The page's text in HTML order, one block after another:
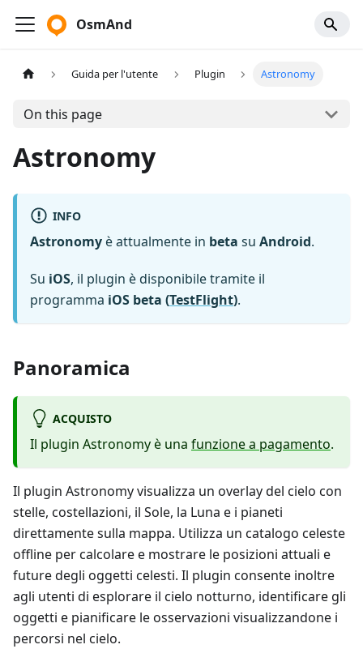
OsmAnd
Guida per l'utente Plugin Astronomy
On this page
Astronomy
INFO
Astronomy è attualmente in beta su Android.
Su iOS, il plugin è disponibile tramite il
programma iOS beta (TestFlight).
Panoramica
ACQUISTO
Il plugin Astronomy è una funzione a pagamento.
Il plugin Astronomy visualizza un overlay del cielo con
stelle, costellazioni, il Sole, la Luna e i pianeti
direttamente sulla mappa. Utilizza un catalogo celeste
offline per calcolare e mostrare le posizioni attuali e
future degli oggetti celesti. Il plugin consente inoltre
agli utenti di esplorare il cielo notturno, identificare gli
oggetti e pianificare le osservazioni visualizzandone i
percorsi nel cielo.